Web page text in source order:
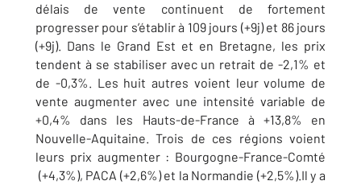
délais de vente continuent de fortement
progresser pour s’établir à 109 jours (+9j) et 86 jours
(+9j). Dans le Grand Est et en Bretagne, les prix
tendent à se stabiliser avec un retrait de -2,1% et
de -0,3%. Les huit autres voient leur volume de
vente augmenter avec une intensité variable de
+0,4% dans les Hauts-de-France à +13,8% en
Nouvelle-Aquitaine. Trois de ces régions voient
leurs prix augmenter : Bourgogne-France-Comté
(+4,3%), PACA (+2,6%) et la Normandie (+2,5%).Il y a